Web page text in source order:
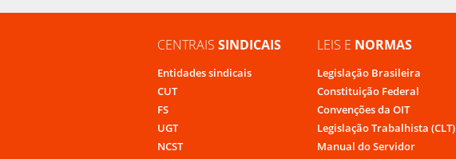
CENTRAIS SINDICAIS
Entidades sindicais
CUT
FS
UGT
NCST
LEIS E NORMAS
Legislação Brasileira
Constituição Federal
Convenções da OIT
Legislação Trabalhista (CLT)
Manual do Servidor